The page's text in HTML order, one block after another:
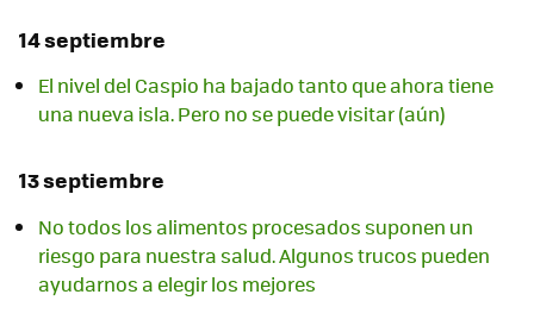
14 septiembre
El nivel del Caspio ha bajado tanto que ahora tiene
una nueva isla. Pero no se puede visitar (aún)
13 septiembre
No todos los alimentos procesados suponen un
riesgo para nuestra salud. Algunos trucos pueden
ayudarnos a elegir los mejores